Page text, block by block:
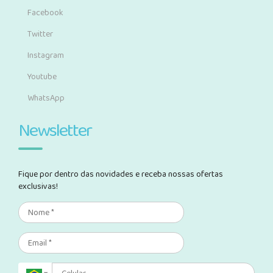
Facebook
Twitter
Instagram
Youtube
WhatsApp
Newsletter
Fique por dentro das novidades e receba nossas ofertas
exclusivas!